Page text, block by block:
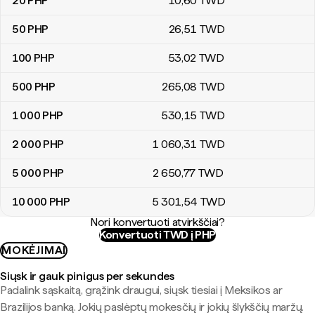
50 PHP 26,51 TWD
100 PHP 53,02 TWD
500 PHP 265,08 TWD
1 000 PHP 530,15 TWD
2 000 PHP 1 060,31 TWD
5 000 PHP 2 650,77 TWD
10 000 PHP 5 301,54 TWD
Nori konvertuoti atvirkščiai?
Konvertuoti TWD į PHP
MOKĖJIMAI
Siųsk ir gauk pinigus per sekundes
Padalink sąskaitą, grąžink draugui, siųsk tiesiai į Meksikos ar
Brazilijos banką. Jokių paslėptų mokesčių ir jokių šlykščių maržų.